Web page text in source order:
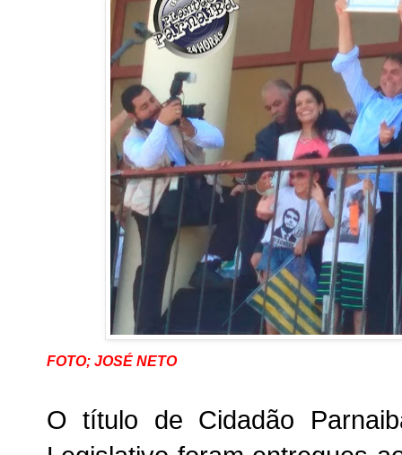
FOTO; JOSÉ NETO
O título de Cidadão